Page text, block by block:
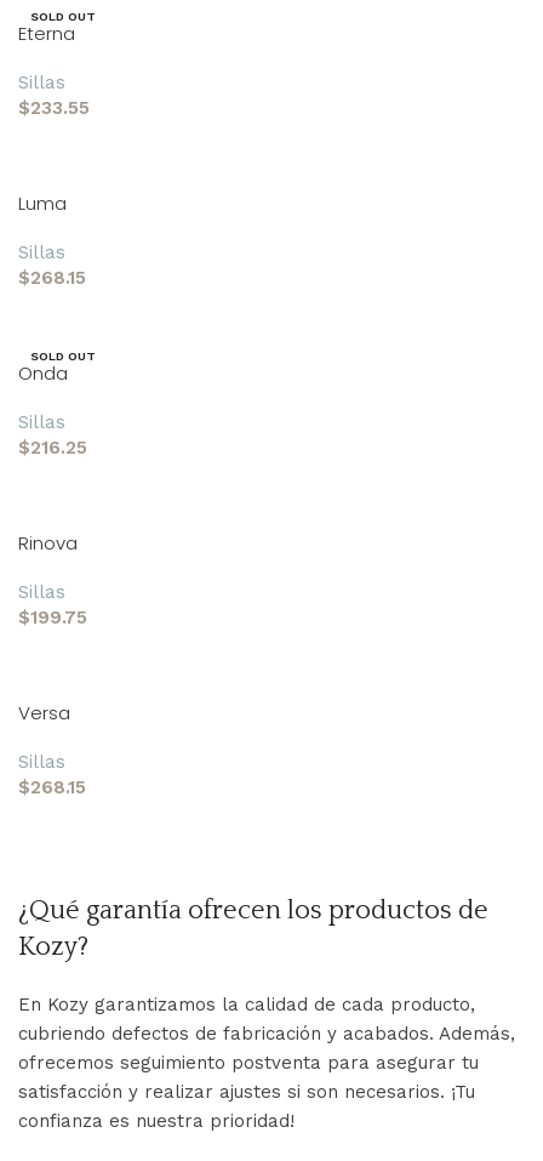
SOLD OUT
Eterna
Sillas
$233.55
Luma
Sillas
$268.15
SOLD OUT
Onda
Sillas
$216.25
Rinova
Sillas
$199.75
Versa
Sillas
$268.15
¿Qué garantía ofrecen los productos de
Kozy?
En Kozy garantizamos la calidad de cada producto,
cubriendo defectos de fabricación y acabados. Además,
ofrecemos seguimiento postventa para asegurar tu
satisfacción y realizar ajustes si son necesarios. ¡Tu
confianza es nuestra prioridad!